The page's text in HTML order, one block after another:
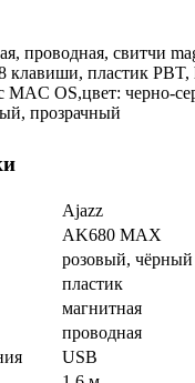
проводная, свитчи
клавиши, пластик PBT,
MAC OS,цвет: черно-
прозрачный
Ajazz
AK680 MAX
розовый, чёрный
пластик
магнитная
проводная
USB